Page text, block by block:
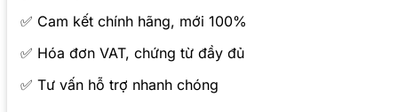
✅ Cam kết chính hãng, mới 100%
✅ Hóa đơn VAT, chứng từ đầy đủ
✅ Tư vấn hỗ trợ nhanh chóng